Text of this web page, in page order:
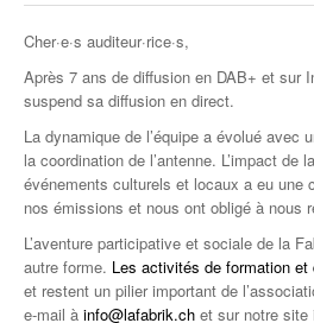
Cher·e·s auditeur·rice·s,
Après 7 ans de diffusion en DAB+ et sur
suspend sa diffusion en direct.
La dynamique de l’équipe a évolué avec
la coordination de l’antenne. L’impact de
événements culturels et locaux a eu une
nos émissions et nous ont obligé à nous
L’aventure participative et sociale de la
autre forme. Les activités de formation et
et restent un pilier important de
e-mail à info@lafabrik.ch et sur notre site